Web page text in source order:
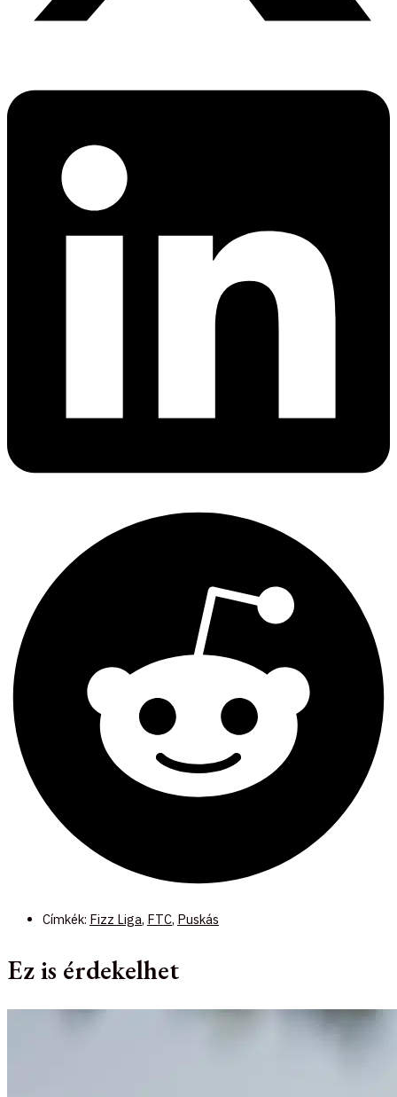
Címkék: Fizz Liga, FTC, Puskás
Ez is érdekelhet